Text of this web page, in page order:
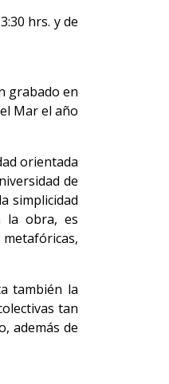
hrs. y de
grabado en
Mar el año
orientada
de
simplicidad
la obra, es
también la
tan
además de